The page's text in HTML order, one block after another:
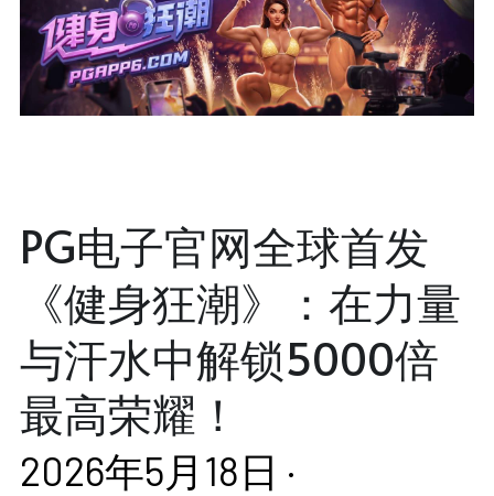
PG电子官网全球首发
《健身狂潮》：在力量
与汗水中解锁5000倍
最高荣耀！
2026年5月18日 ·